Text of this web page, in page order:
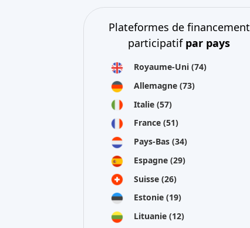
Plateformes de financement
participatif par pays
Royaume-Uni (74)
Allemagne (73)
Italie (57)
France (51)
Pays-Bas (34)
Espagne (29)
Suisse (26)
Estonie (19)
Lituanie (12)